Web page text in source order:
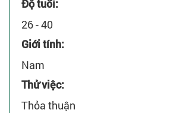
Độ tuổi:
26 - 40
Giới tính:
Nam
Thử việc:
Thỏa thuận